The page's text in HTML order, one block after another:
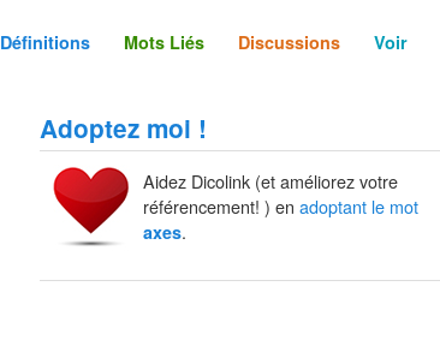
Définitions Mots Liés Discussions Voir
Adoptez moi !
Aidez Dicolink (et améliorez votre
référencement! ) en adoptant le mot
axes.